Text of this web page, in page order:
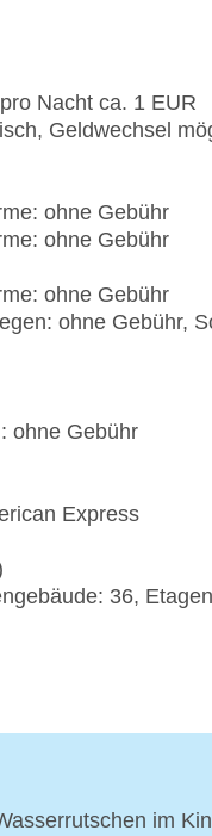
Nacht ca. 1 EUR
Geldwechsel
ohne Gebühr
ohne Gebühr
ohne Gebühr
ohne Gebühr,
ohne Gebühr
Express
36,
im